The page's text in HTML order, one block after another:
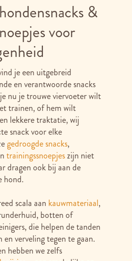
&
voor
je een uitgebreid
en verantwoorde snacks
nu je trouwe viervoeter wilt
trainen, of hem wilt
lekkere traktatie, wij
snack voor elke
gedroogde snacks,
trainingssnoepjeszijn niet
dragen ook bij aan de
hond.
scala aan kauwmateriaal,
botten of
die helpen de tanden
verveling tegen te gaan.
hebben we zelfs